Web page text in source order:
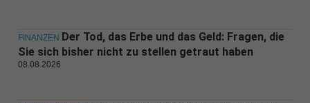
FINANZEN Der Tod, das Erbe und das Geld: Fragen, die
Sie sich bisher nicht zu stellen getraut haben
08.08.2026